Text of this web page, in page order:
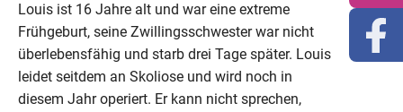
Louis ist 16 Jahre alt und war eine extreme
Frühgeburt, seine Zwillingsschwester war nicht
überlebensfähig und starb drei Tage später. Louis
leidet seitdem an Skoliose und wird noch in
diesem Jahr operiert. Er kann nicht sprechen,